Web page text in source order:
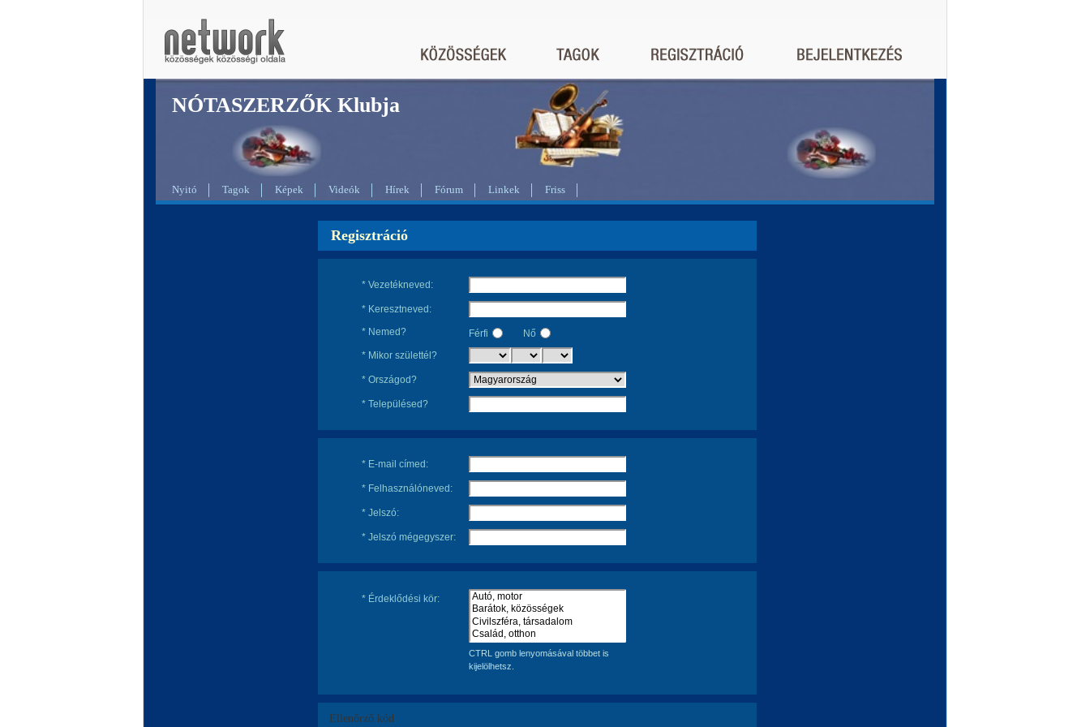
NÓTASZERZŐK Klubja
Nyitó Tagok Képek Videók Hírek Fórum Linkek Friss
Regisztráció
* Vezetékneved:
* Keresztneved:
* Nemed?
Férfi
Nő
* Mikor születtél?
* Országod?
* Településed?
* E-mail címed:
* Felhasználóneved:
* Jelszó:
* Jelszó mégegyszer:
* Érdeklődési kör:
CTRL gomb lenyomásával többet is
kijelölhetsz.
Ellenőrző kód